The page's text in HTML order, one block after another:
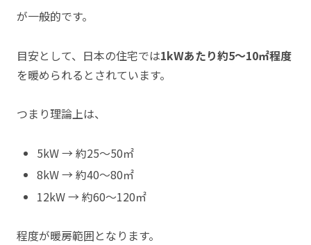
が一般的です。
目安として、日本の住宅では1kWあたり約5〜10㎡程度
を暖められるとされています。
つまり理論上は、
5kW → 約25〜50㎡
8kW → 約40〜80㎡
12kW → 約60〜120㎡
程度が暖房範囲となります。